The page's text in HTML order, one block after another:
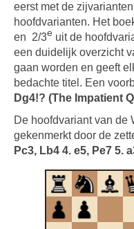
eerst met de
hoofdvarianten. Het
en 2/3e uit de
een duidelijk overzicht
gaan worden en geeft
bedachte titel. Een
Dg4!? (The Impatient
De hoofdvariant van de
gekenmerkt door de
Pc3, Lb4 4. e5, Pe7 5.